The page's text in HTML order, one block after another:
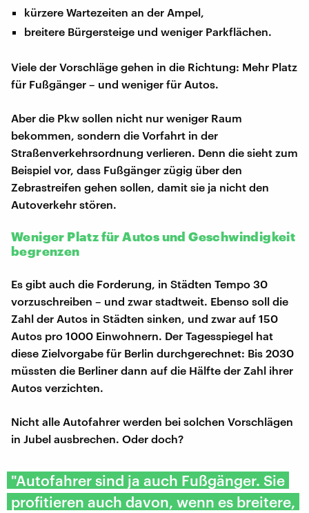
kürzere Wartezeiten an der Ampel,
breitere Bürgersteige und weniger Parkflächen.
Viele der Vorschläge gehen in die Richtung: Mehr Platz
für Fußgänger – und weniger für Autos.
Aber die Pkw sollen nicht nur weniger Raum
bekommen, sondern die Vorfahrt in der
Straßenverkehrsordnung verlieren. Denn die sieht zum
Beispiel vor, dass Fußgänger zügig über den
Zebrastreifen gehen sollen, damit sie ja nicht den
Autoverkehr stören.
Weniger Platz für Autos und Geschwindigkeit
begrenzen
Es gibt auch die Forderung, in Städten Tempo 30
vorzuschreiben – und zwar stadtweit. Ebenso soll die
Zahl der Autos in Städten sinken, und zwar auf 150
Autos pro 1000 Einwohnern. Der Tagesspiegel hat
diese Zielvorgabe für Berlin durchgerechnet: Bis 2030
müssten die Berliner dann auf die Hälfte der Zahl ihrer
Autos verzichten.
Nicht alle Autofahrer werden bei solchen Vorschlägen
in Jubel ausbrechen. Oder doch?
"Autofahrer sind ja auch Fußgänger. Sie
profitieren auch davon, wenn es breitere,